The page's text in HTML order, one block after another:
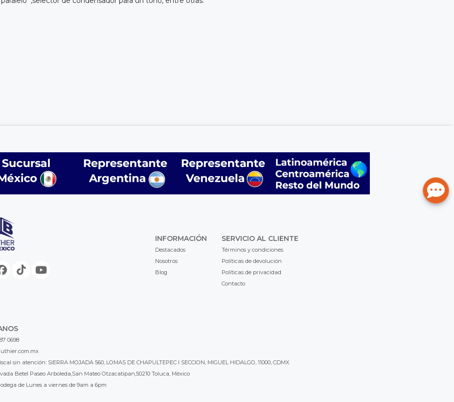
INFORMACIÓN
Destacados
Nosotros
Blog
SERVICIO AL CLIENTE
Términos y condiciones
Políticas de devolución
Políticas de privacidad
Contacto
0698
sin atención: SIERRA MOJADA 560, LOMAS DE CHAPULTEPEC I SECCION, MIGUEL HIDALGO, 11000, CDMX
Betel Paseo Arboleda,San Mateo Otzacatipan,50210 Toluca, México
de Lunes a viernes de 9am a 6pm